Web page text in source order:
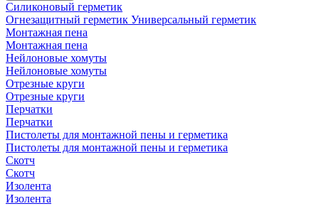
Силиконовый герметик
Огнезащитный герметик Универсальный герметик
Монтажная пена
Монтажная пена
Нейлоновые хомуты
Нейлоновые хомуты
Отрезные круги
Отрезные круги
Перчатки
Перчатки
Пистолеты для монтажной пены и герметика
Пистолеты для монтажной пены и герметика
Скотч
Скотч
Изолента
Изолента